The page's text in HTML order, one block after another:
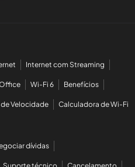
Internet com Streaming
Wi-Fi 6 Benefícios
de Velocidade Calculadora de Wi-Fi
dívidas